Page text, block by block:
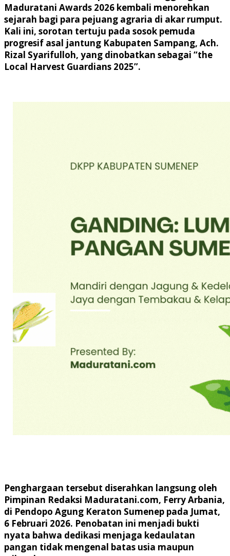
Maduratani Awards 2026 kembali menorehkan
sejarah bagi para pejuang agraria di akar rumput.
Kali ini, sorotan tertuju pada sosok pemuda
progresif asal jantung Kabupaten Sampang, Ach.
Rizal Syarifulloh, yang dinobatkan sebagai “the
Local Harvest Guardians 2025”.
Penghargaan tersebut diserahkan langsung oleh
Pimpinan Redaksi Maduratani.com, Ferry Arbania,
di Pendopo Agung Keraton Sumenep pada Jumat,
6 Februari 2026. Penobatan ini menjadi bukti
nyata bahwa dedikasi menjaga kedaulatan
pangan tidak mengenal batas usia maupun